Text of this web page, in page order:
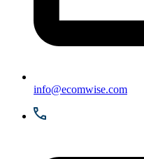
info@ecomwise.com​